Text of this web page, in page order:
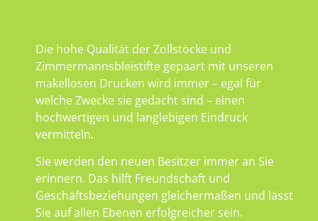
Die hohe Qualität der Zollstöcke und
Zimmermannsbleistifte gepaart mit unseren
makellosen Drucken wird immer – egal für
welche Zwecke sie gedacht sind – einen
hochwertigen und langlebigen Eindruck
vermitteln.
Sie werden den neuen Besitzer immer an Sie
erinnern. Das hilft Freundschaft und
Geschäftsbeziehungen gleichermaßen und lässt
Sie auf allen Ebenen erfolgreicher sein.